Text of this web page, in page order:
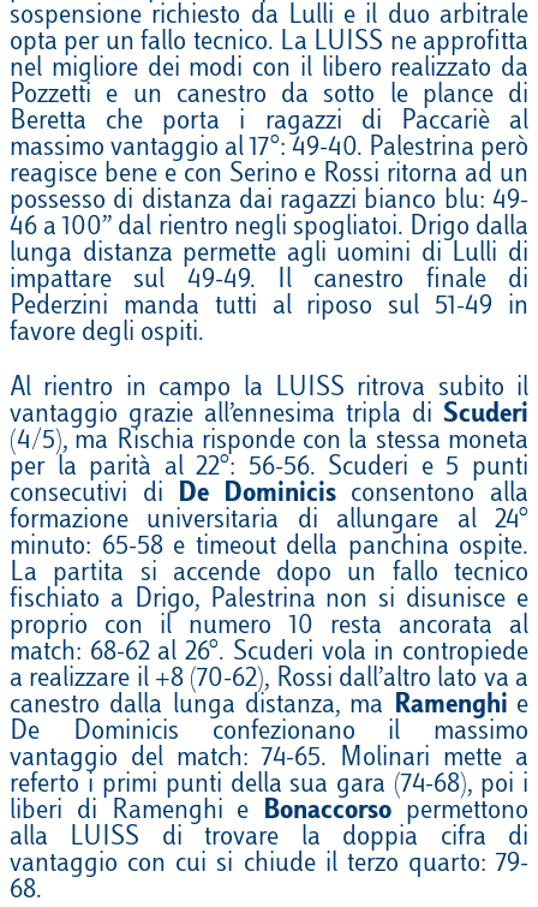
sospensione richiesto da Lulli e il duo arbitrale
opta per un fallo tecnico. La LUISS ne approfitta
nel migliore dei modi con il libero realizzato da
Pozzetti e un canestro da sotto le plance di
Beretta che porta i ragazzi di Paccariè al
massimo vantaggio al 17°: 49-40. Palestrina però
reagisce bene e con Serino e Rossi ritorna ad un
possesso di distanza dai ragazzi bianco blu: 49-
46 a 100’’ dal rientro negli spogliatoi. Drigo dalla
lunga distanza permette agli uomini di Lulli di
impattare sul 49-49. Il canestro finale di
Pederzini manda tutti al riposo sul 51-49 in
favore degli ospiti.
Al rientro in campo la LUISS ritrova subito il
vantaggio grazie all’ennesima tripla di Scuderi
(4/5), ma Rischia risponde con la stessa moneta
per la parità al 22°: 56-56. Scuderi e 5 punti
consecutivi di De Dominicisconsentono alla
formazione universitaria di allungare al 24°
minuto: 65-58 e timeout della panchina ospite.
La partita si accende dopo un fallo tecnico
fischiato a Drigo, Palestrina non si disunisce e
proprio con il numero 10 resta ancorata al
match: 68-62 al 26°. Scuderi vola in contropiede
a realizzare il +8 (70-62), Rossi dall’altro lato va a
canestro dalla lunga distanza, ma Ramenghi e
De Dominicis confezionano il massimo
vantaggio del match: 74-65. Molinari mette a
referto i primi punti della sua gara (74-68), poi i
liberi di Ramenghi e Bonaccorso permettono
alla LUISS di trovare la doppia cifra di
vantaggio con cui si chiude il terzo quarto: 79-
68.